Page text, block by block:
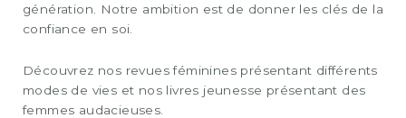
génération. Notre ambition est de donner les clés de la
confiance en soi.
Découvrez nos revues féminines présentant différents
modes de vies et nos livres jeunesse présentant des
femmes audacieuses.